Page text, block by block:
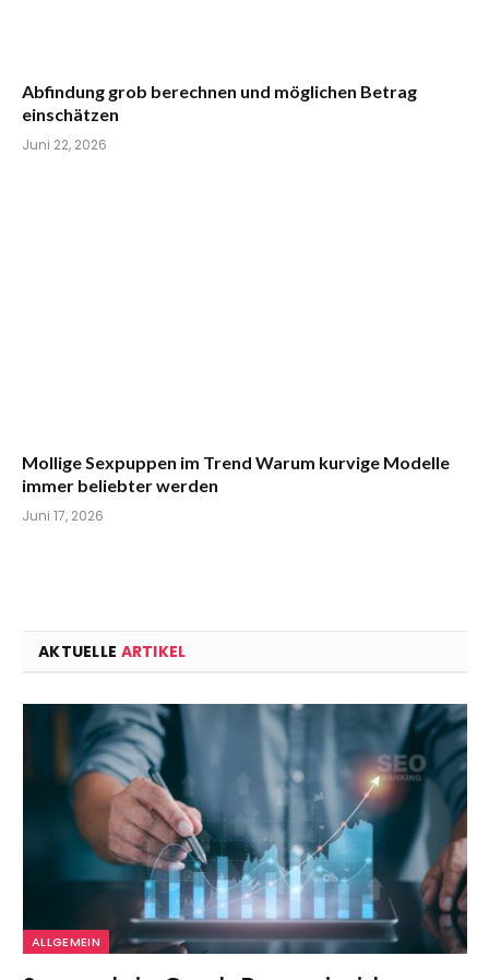
Abfindung grob berechnen und möglichen Betrag
einschätzen
Juni 22, 2026
Mollige Sexpuppen im Trend Warum kurvige Modelle
immer beliebter werden
Juni 17, 2026
AKTUELLE ARTIKEL
ALLGEMEIN